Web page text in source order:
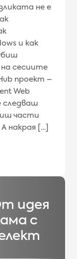
не е
и как
на сесиите
проект –
Web
следваш
части
накрая […]
идея
с